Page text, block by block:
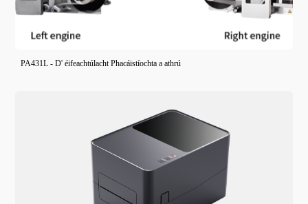
PA431L - D' éifeachtúlacht Phacáistíochta a athrú